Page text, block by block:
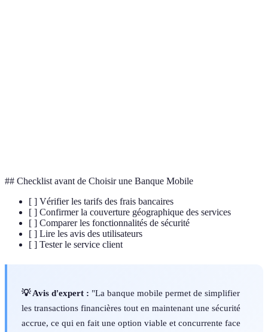
## Checklist avant de Choisir une Banque Mobile
[ ] Vérifier les tarifs des frais bancaires
[ ] Confirmer la couverture géographique des services
[ ] Comparer les fonctionnalités de sécurité
[ ] Lire les avis des utilisateurs
[ ] Tester le service client
💡 Avis d'expert : "La banque mobile permet de simplifier
les transactions financières tout en maintenant une sécurité
accrue, ce qui en fait une option viable et concurrente face